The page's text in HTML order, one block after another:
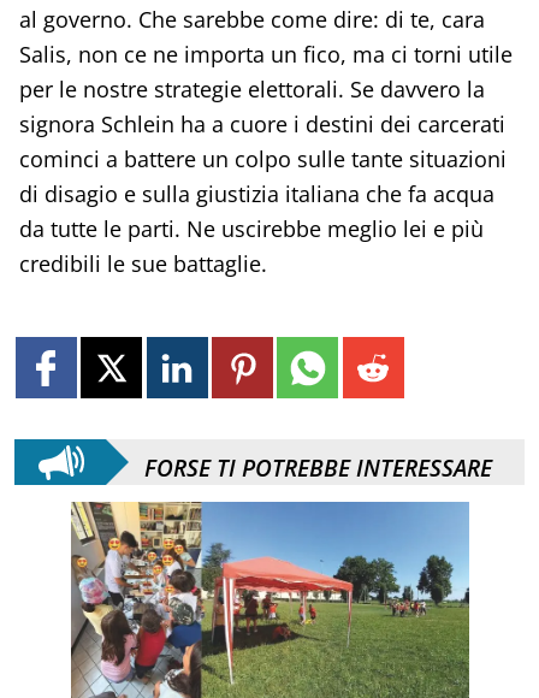
al governo. Che sarebbe come dire: di te, cara
Salis, non ce ne importa un fico, ma ci torni utile
per le nostre strategie elettorali. Se davvero la
signora Schlein ha a cuore i destini dei carcerati
cominci a battere un colpo sulle tante situazioni
di disagio e sulla giustizia italiana che fa acqua
da tutte le parti. Ne uscirebbe meglio lei e più
credibili le sue battaglie.
FORSE TI POTREBBE INTERESSARE